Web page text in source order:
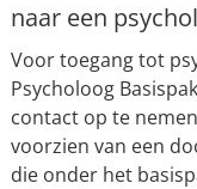
naar een
Voor toegang tot
Psycholoog
contact op te
voorzien van een
die onder het